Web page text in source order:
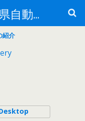
一般社団法人 滋賀県自動車整備振興会
紹介